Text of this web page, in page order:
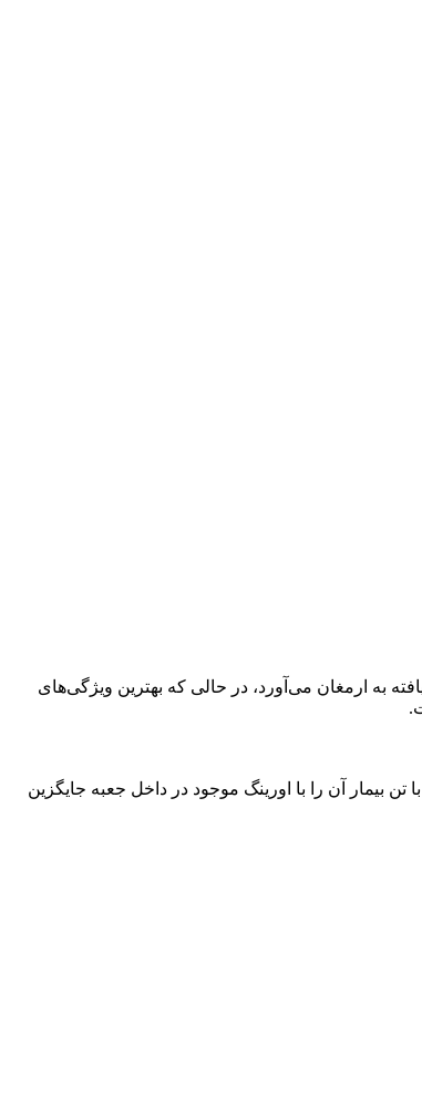
کلاسیک 3 با دیافراگم دو طرفه و لوله‌های بهبود یافته به ارمغان می‌آورد، در حالی که بهترین ویژگی‌های
بیمار آن را با اورینگ موجود در داخل جعبه جایگزین